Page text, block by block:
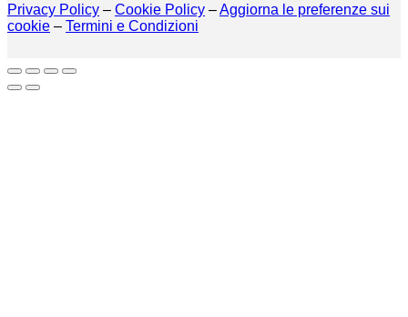
Privacy Policy – Cookie Policy –Aggiorna le preferenze sui
cookie – Termini e Condizioni